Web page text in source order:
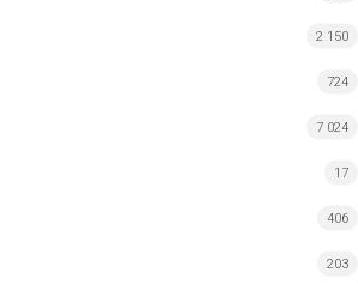
2 150
724
7 024
17
406
203